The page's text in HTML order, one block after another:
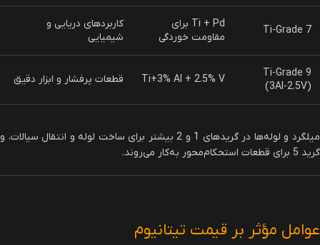
Ti-Grade 7
Ti + Pd برای
مقاومت خوردگی
کاربردهای دریایی و
شیمیایی
Ti-Grade 9
(3Al-2.5V)
Ti+3% Al + 2.5% V قطعات پرفشار و ابزار دقیق
میلگرد و لوله‌ها در گریدهای 1 و 2 بیشتر برای ساخت لوله و انتقال سیالات، و
گرید 5 برای قطعات استحکام‌محور به‌کار می‌روند.
عوامل مؤثر بر قیمت تیتانیوم